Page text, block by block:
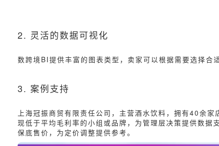
2. 灵活的数据可视化
数跨境BI提供丰富的图表类型，卖家可以根据需要选择
3. 案例支持
上海冠振商贸有限责任公司，主营酒水饮料，拥有40余
现低于平均毛利率的小组或品牌，为管理层决策提供数
保底售价，为定价调整提供参考。